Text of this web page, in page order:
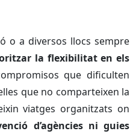
o a diversos llocs sempre
la flexibilitat en els
que dificulten
que no comparteixen la
viatges organitzats on
d’agències ni guies